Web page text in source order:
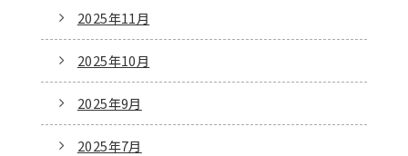
2025年11月
2025年10月
2025年9月
2025年7月